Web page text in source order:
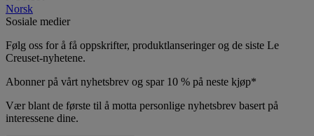
Norsk
Sosiale medier
Følg oss for å få oppskrifter, produktlanseringer og de siste Le
Creuset-nyhetene.
Abonner på vårt nyhetsbrev og spar 10 % på neste kjøp*
Vær blant de første til å motta personlige nyhetsbrev basert på
interessene dine.